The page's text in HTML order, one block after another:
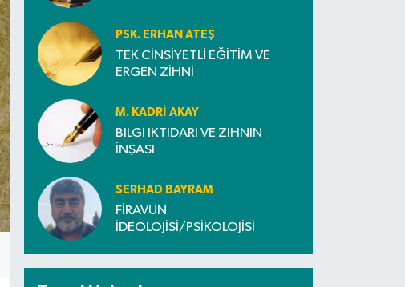
PSK. ERHAN ATEŞ
TEK CİNSİYETLİ EĞİTİM VE
ERGEN ZİHNİ
M. KADRI AKAY
BİLGİ İKTİDARI VE ZİHNİN
İNŞASI
SERHAD BAYRAM
FİRAVUN
İDEOLOJİSİ/PSİKOLOJİSİ